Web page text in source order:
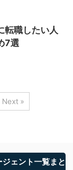
転職したい人
7選
Next »
ジェント一覧まと